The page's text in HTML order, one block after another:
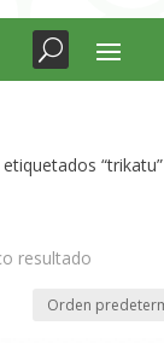
“trikatu”
resultado